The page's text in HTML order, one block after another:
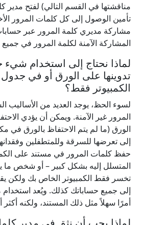
مناقشتها في القسم التالي) لفتح مدير
تأمين الوصول إلى كل كلمات المرور
مشاركة مديري كلمة المرور عبر
المشاركة الآمنة لكلمة المرور في جميع
لماذا نحتاج إلى استخدام شيء
تدوينها على الورق أو في
الكمبيوتر فقط؟
لسوء الحظ، يوجد العديد من الأساليب
المرور غير الآمنة. ويمكن أن يؤدي
الورق (ما لم يتم الاحتفاظ بالورق في
إلى تعرضها للسرقة وللمتطفلين
حفظ كلمات المرور في مستند على
المتسلل إليه بشكل كبير – أو شخص ما
تخسر فقط الكمبيوتر الخاص بك ولكن
إلى جميع حساباتك كذلك. ويُعد
أمرًا سهلاً مثل ذلك المستند، ولكنه أكثر